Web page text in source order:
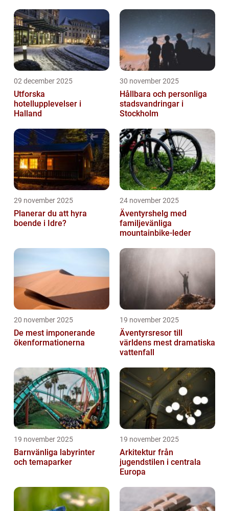
02 december 2025
Utforska
hotellupplevelser i
Halland
30 november 2025
Hållbara och personliga
stadsvandringar i
Stockholm
29 november 2025
Planerar du att hyra
boende i Idre?
24 november 2025
Äventyrshelg med
familjevänliga
mountainbike-leder
20 november 2025
De mest imponerande
ökenformationerna
19 november 2025
Äventyrsresor till
världens mest dramatiska
vattenfall
19 november 2025
Barnvänliga labyrinter
och temaparker
19 november 2025
Arkitektur från
jugendstilen i centrala
Europa